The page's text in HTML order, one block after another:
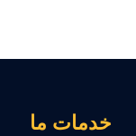
خدمات ما